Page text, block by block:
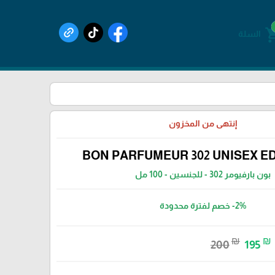
السلة
إنتهى من المخزون
BON PARFUMEUR 302 UNISEX
بون بارفيومر 302 - للجنسين - 100 مل
-2% خصم لفترة محدودة
200₪ 195 ₪